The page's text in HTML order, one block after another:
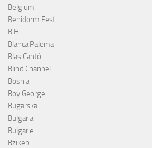
Belgium
Benidorm Fest
BiH
Blanca Paloma
Blas Cantó
Blind Channel
Bosnia
Boy George
Bugarska
Bulgaria
Bulgarie
Bzikebi